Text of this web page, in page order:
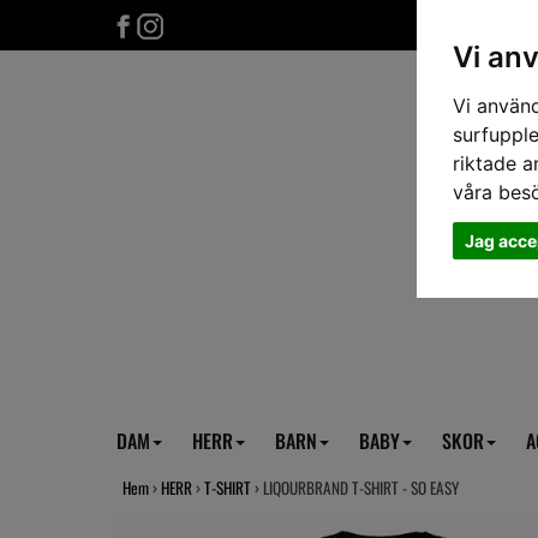
Vi
Vi
riktade
våra
Jag
DAM HERR BARN BABY SKOR
Hem › HERR ›T-SHIRT › LIQOURBRAND T-SHIRT - SO EASY